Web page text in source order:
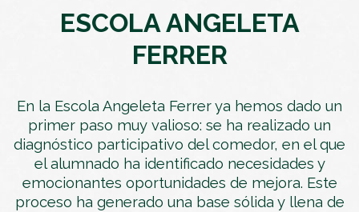
ESCOLA ANGELETA
FERRER
En la Escola Angeleta Ferrer ya hemos dado un
primer paso muy valioso: se ha realizado un
diagnóstico participativo del comedor, en el que
el alumnado ha identificado necesidades y
emocionantes oportunidades de mejora. Este
proceso ha generado una base sólida y llena de